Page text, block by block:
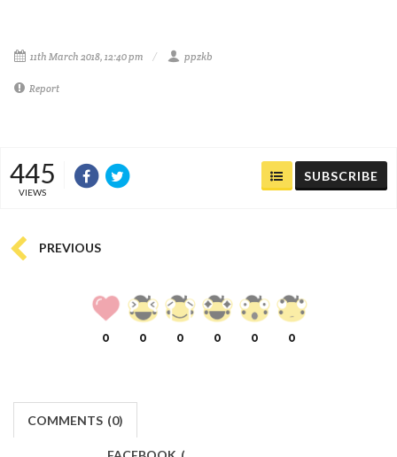
11th March 2018, 12:40 pm ppzkb
Report
445
VIEWS
SUBSCRIBE
PREVIOUS
0 0 0 0 0 0
COMMENTS (0)